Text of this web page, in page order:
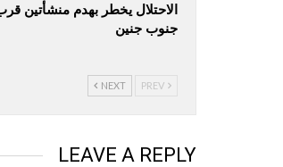
الاحتلال يخطر بهدم منشأتين
جنوب جنين
NEXT
LEAVE A REPLY